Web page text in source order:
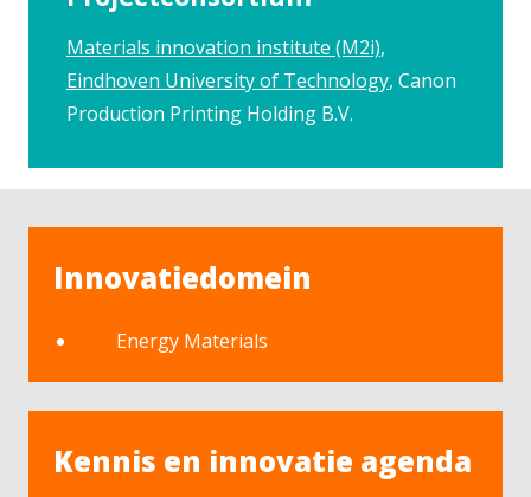
Materials innovation institute (M2i)
Eindhoven University of Technology Canon
Production Printing Holding B.V.
Innovatiedomein
Energy Materials
Kennis en innovatie agenda